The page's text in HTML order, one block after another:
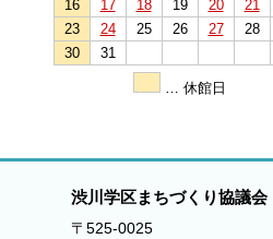
16
17 18 19 20 21
23
24 25 26 27 28
30
31
… 休館日
渋川学区まちづくり協議会
〒525-0025